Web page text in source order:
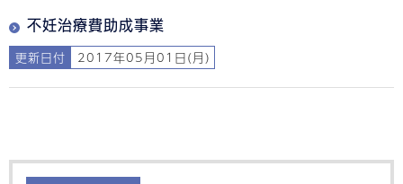
不妊治療費助成事業
更新日付 2017年05月01日(月)